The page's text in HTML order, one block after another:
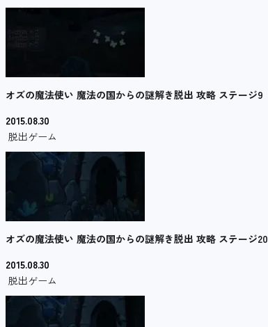
オズの魔法使い 魔法の国からの謎解き脱出 攻略 ステージ9
2015.08.30
脱出ゲーム
オズの魔法使い 魔法の国からの謎解き脱出 攻略 ステージ20
2015.08.30
脱出ゲーム